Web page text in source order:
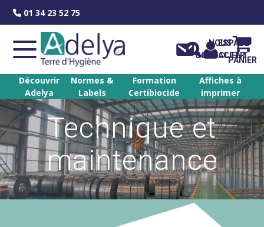
01 34 23 52 75
NOUS
CONTACTER
ESPACE
CLIENT
PANIER
Découvrir
Adelya
Normes &
Labels
Formation
Certibiocide
Affiches à
imprimer
Technique et
maintenance